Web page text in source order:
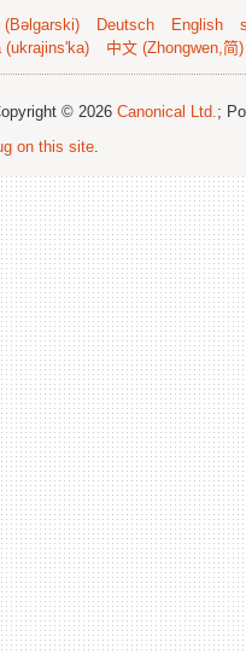
(Bəlgarski)
Deutsch English
(ukrajins'ka)
中文 (Zhongwen,简)
© 2026 Canonical Ltd.;
on this site.